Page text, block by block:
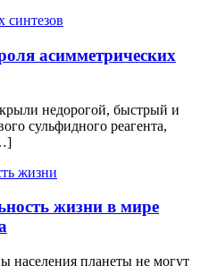
асимметрических
недорогой, быстрый и
сульфидного реагента,
жизни в мире
населения планеты не могут